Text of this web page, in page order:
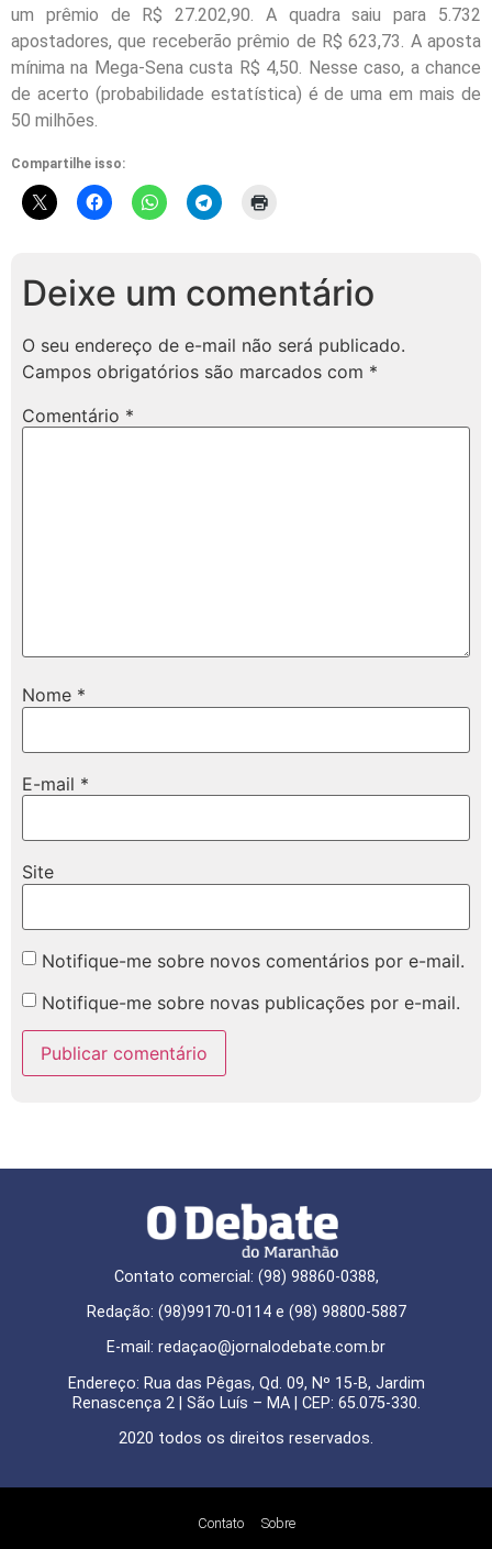
um prêmio de R$ 27.202,90. A quadra saiu para 5.732
apostadores, que receberão prêmio de R$ 623,73. A aposta
mínima na Mega-Sena custa R$ 4,50. Nesse caso, a chance
de acerto (probabilidade estatística) é de uma em mais de
50 milhões.
Compartilhe isso:
Deixe um comentário
O seu endereço de e-mail não será publicado.
Campos obrigatórios são marcados com *
Comentário *
Nome *
E-mail *
Site
Notifique-me sobre novos comentários por e-mail.
Notifique-me sobre novas publicações por e-mail.
Contato comercial: (98) 98860-0388,
Redação: (98)99170-0114 e (98) 98800-5887
E-mail: redaçao@jornalodebate.com.br
Endereço: Rua das Pêgas, Qd. 09, Nº 15-B, Jardim
Renascença 2 | São Luís – MA | CEP: 65.075-330.
2020 todos os direitos reservados.
Contato Sobre